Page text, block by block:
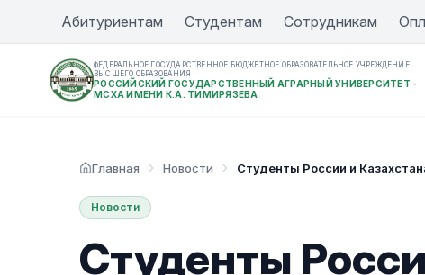
Абитуриентам Студентам Сотрудникам
ФЕДЕРАЛЬНОЕ ГОСУДАРСТВЕННОЕ БЮДЖЕТНОЕ ОБРАЗОВАТЕЛЬНОЕ УЧРЕЖДЕНИЕ
ВЫСШЕГО ОБРАЗОВАНИЯ
РОССИЙСКИЙ ГОСУДАРСТВЕННЫЙ АГРАРНЫЙ УНИВЕРСИТЕТ -
МСХА ИМЕНИ К.А. ТИМИРЯЗЕВА
Главная Новости Студенты России и
Новости
Студенты